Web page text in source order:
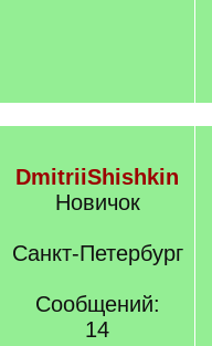
DmitriiShishkin
Новичок
Санкт-Петербург
Сообщений:
14